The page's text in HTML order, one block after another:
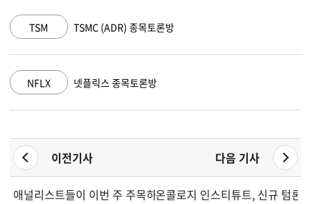
AMZN
GOOGL
이전기사 다음 기사
애널리스트들이 이번 주 주목하는 성장주 3종목온콜로지 인스티튜트, 신규 텀론